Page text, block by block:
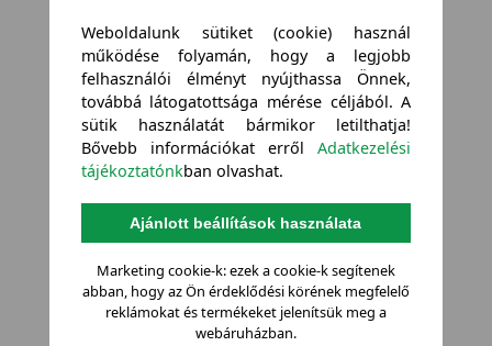
Weboldalunk sütiket (cookie) használ
működése folyamán, hogy a legjobb
felhasználói élményt nyújthassa Önnek,
továbbá látogatottsága mérése céljából. A
sütik használatát bármikor letilthatja!
Bővebb információkat errőlAdatkezelési
tájékoztatónkban olvashat.
Ajánlott beállítások használata
Marketing cookie-k: ezek a cookie-k segítenek
abban, hogy az Ön érdeklődési körének megfelelő
reklámokat és termékeket jelenítsük meg a
webáruházban.